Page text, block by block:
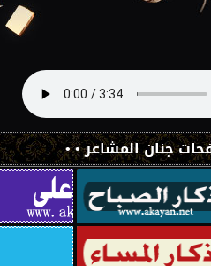
جنان المشاعر • •